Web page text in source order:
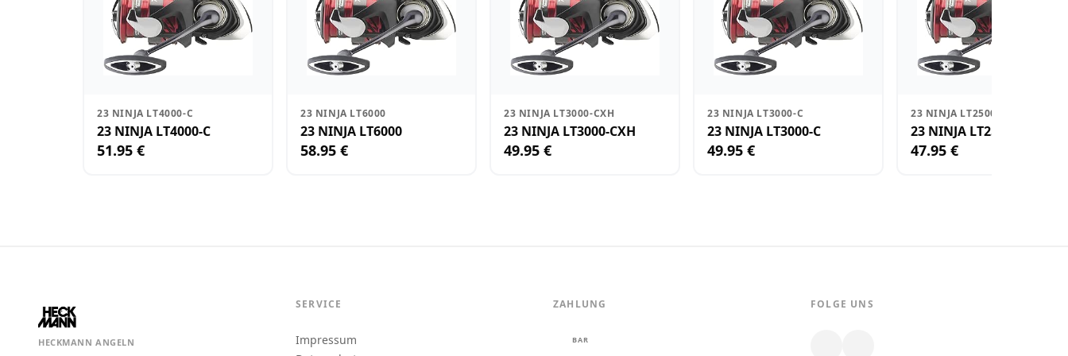
23 NINJA LT4000-C
23 NINJA LT4000-C
51.95 €
23 NINJA LT6000
23 NINJA LT6000
58.95 €
23 NINJA LT3000-CXH
23 NINJA LT3000-CXH
49.95 €
23 NINJA LT3000-C
23 NINJA LT3000-C
49.95 €
23 NINJA LT2500-XH
23 NINJA LT2500-XH
47.95 €
HECKMANN ANGELN
SERVICE
Impressum
ZAHLUNG
BAR
FOLGE UNS